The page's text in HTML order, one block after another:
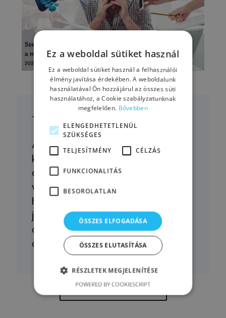
Tudtad?
Az akadémiai előfizetéssel a
korábbi élő képzéseket (például
az
augusztusi témákat
visszanézheted, tehát egy
hatalmas vezetői tudásanyaghoz
jutsz. Választhatod a havi, illetve
az éves előfizetést. Tekintsd meg
a csomagok tartalmát!
Akadémiai csomagok
Ez a weboldal sütiket használ
Ez a weboldal sütiket használ a felhasználói
élmény javítása érdekében. A weboldalunk
használatával Ön hozzájárul az összes süti
használatához, a Cookie szabályzatunknak
megfelelően. Bővebben
ELENGEDHETETLENÜL
SZÜKSÉGES
TELJESÍTMÉNY
CÉLZÁS
FUNKCIONALITÁS
BESOROLATLAN
ÖSSZES ELFOGADÁSA
ÖSSZES ELUTASÍTÁSA
RÉSZLETEK MEGJELENÍTÉSE
POWERED BY COOKIESCRIPT